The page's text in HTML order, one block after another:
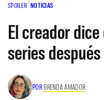
SPOILER NOTICIAS
El creador
series
POR BRENDA AMADOR